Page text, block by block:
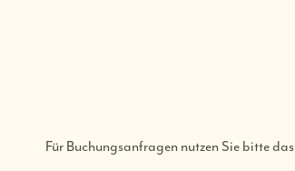
Für Buchungsanfragen nutzen Sie bitte das